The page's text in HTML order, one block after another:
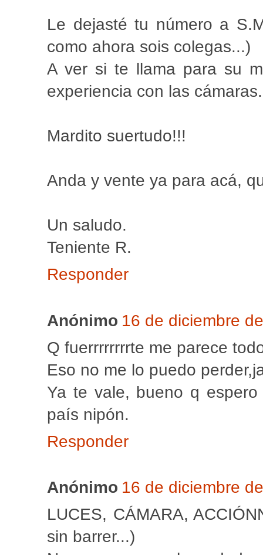
Le dejasté tu número a
como ahora sois colegas...)
A ver si te llama para su
experiencia con las
Mardito suertudo!!!
Anda y vente ya para acá,
Un saludo.
Teniente R.
Responder
Anónimo 16 de diciembre
Q fuerrrrrrrrte me parece
Eso no me lo puedo
Ya te vale, bueno q
país nipón.
Responder
Anónimo 16 de diciembre
LUCES, CÁMARA,
sin barrer...)